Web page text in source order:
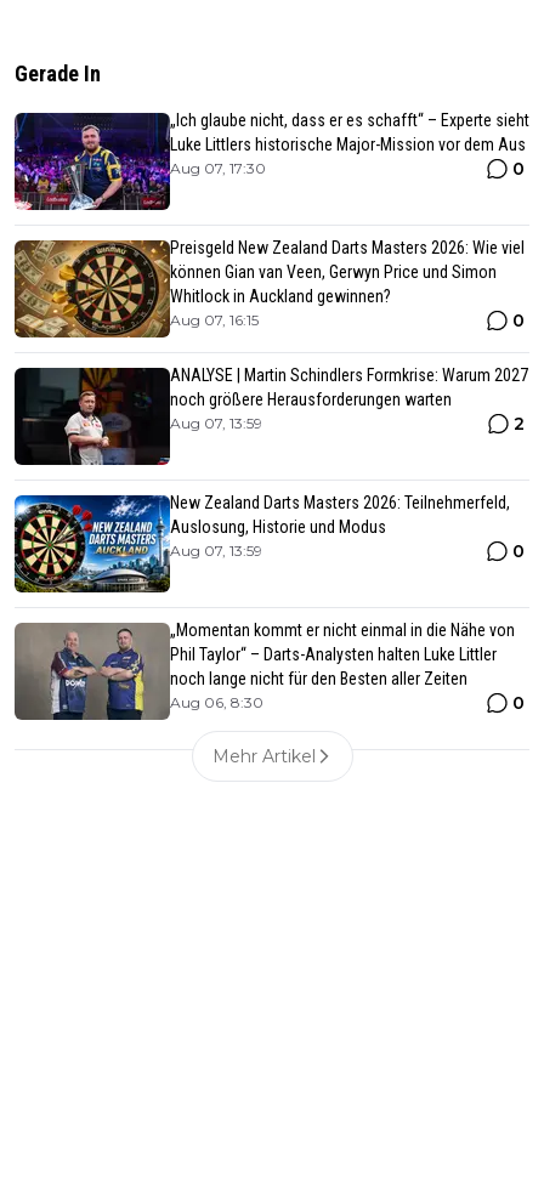
Gerade In
„Ich glaube nicht, dass er es schafft“ – Experte sieht
Luke Littlers historische Major-Mission vor dem Aus
Aug 07, 17:30 0
Preisgeld New Zealand Darts Masters 2026: Wie viel
können Gian van Veen, Gerwyn Price und Simon
Whitlock in Auckland gewinnen?
Aug 07, 16:15 0
ANALYSE | Martin Schindlers Formkrise: Warum 2027
noch größere Herausforderungen warten
Aug 07, 13:59 2
New Zealand Darts Masters 2026: Teilnehmerfeld,
Auslosung, Historie und Modus
Aug 07, 13:59 0
„Momentan kommt er nicht einmal in die Nähe von
Phil Taylor“ – Darts-Analysten halten Luke Littler
noch lange nicht für den Besten aller Zeiten
Aug 06, 8:30 0
Mehr Artikel